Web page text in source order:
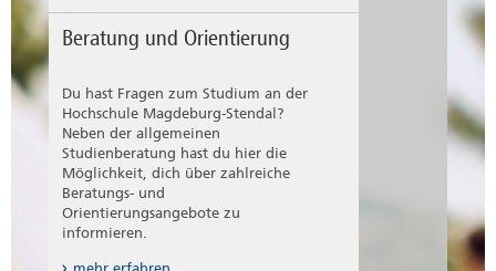
Beratung und Orientierung
Du hast Fragen zum Studium an der
Hochschule Magdeburg-Stendal?
Neben der allgemeinen
Studienberatung hast du hier die
Möglichkeit, dich über zahlreiche
Beratungs- und
Orientierungsangebote zu
informieren.